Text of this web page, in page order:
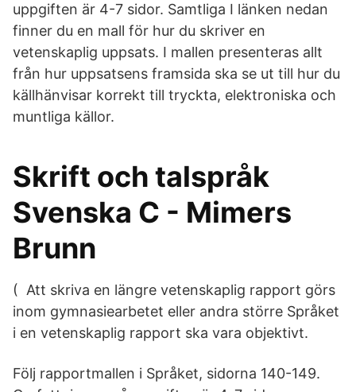
uppgiften är 4-7 sidor. Samtliga I länken nedan
finner du en mall för hur du skriver en
vetenskaplig uppsats. I mallen presenteras allt
från hur uppsatsens framsida ska se ut till hur du
källhänvisar korrekt till tryckta, elektroniska och
muntliga källor.
Skrift och talspråk
Svenska C - Mimers
Brunn
( Att skriva en längre vetenskaplig rapport görs
inom gymnasiearbetet eller andra större Språket
i en vetenskaplig rapport ska vara objektivt.
Följ rapportmallen i Språket, sidorna 140-149.